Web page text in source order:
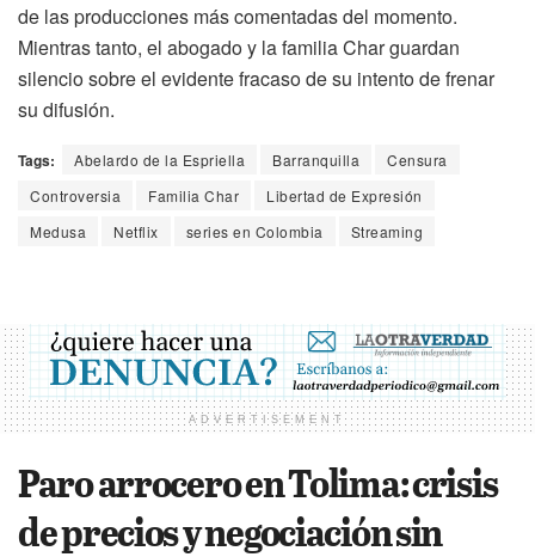
de las producciones más comentadas del momento.
Mientras tanto, el abogado y la familia Char guardan
silencio sobre el evidente fracaso de su intento de frenar
su difusión.
Tags: Abelardo de la Espriella Barranquilla
Censura
Controversia
Familia Char
Libertad de Expresión
Medusa
Netflix series en Colombia Streaming
ADVERTISEMENT
Paro arrocero en Tolima: crisis
de precios y negociación sin